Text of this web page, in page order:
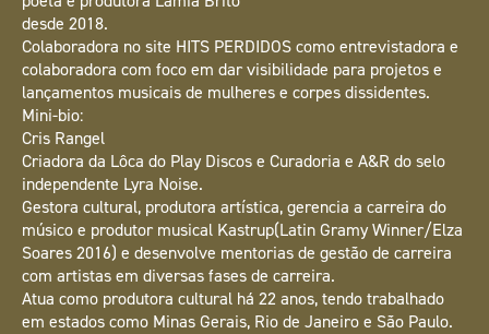
desde 2018.
Colaboradora no site HITS PERDIDOS como entrevistadora e
colaboradora com foco em dar visibilidade para projetos e
lançamentos musicais de mulheres e corpes dissidentes.
Mini-bio:
Cris Rangel
Criadora da Lôca do Play Discos e Curadoria e A&R do selo
independente Lyra Noise.
Gestora cultural, produtora artística, gerencia a carreira do
músico e produtor musical Kastrup(Latin Gramy Winner/Elza
Soares 2016) e desenvolve mentorias de gestão de carreira
com artistas em diversas fases de carreira.
Atua como produtora cultural há 22 anos, tendo trabalhado
em estados como Minas Gerais, Rio de Janeiro e São Paulo.